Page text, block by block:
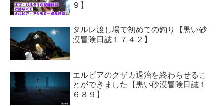
９】
タルレ渡し場で初めての釣り【黒い砂
漠冒険日誌１７４２】
エルビアのクザカ退治を終わらせるこ
とができました【黒い砂漠冒険日誌１
６８９】